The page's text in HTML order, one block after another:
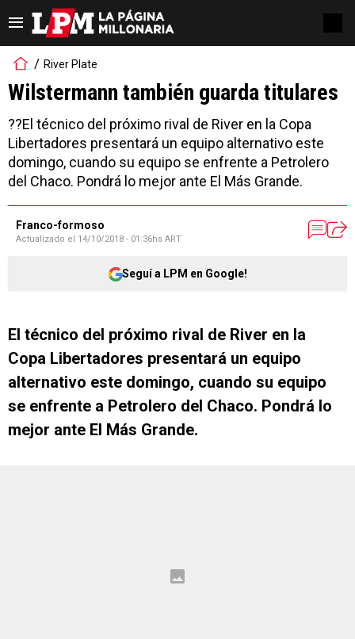
River Plate
Wilstermann también guarda titulares
??El técnico del próximo rival de River en la Copa
Libertadores presentará un equipo alternativo este
domingo, cuando su equipo se enfrente a Petrolero
del Chaco. Pondrá lo mejor ante El Más Grande.
Franco-formoso
Actualizado el 14/10/2018 - 01:36hs ART
Seguí a LPM en Google!
El técnico del próximo rival de River en la
Copa Libertadores presentará un equipo
alternativo este domingo, cuando su equipo
se enfrente a Petrolero del Chaco. Pondrá lo
mejor ante El Más Grande.